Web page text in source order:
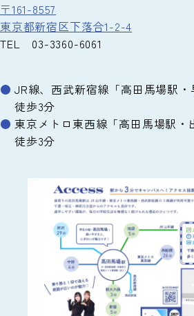
〒161-8557
東京都新宿区下落合1-2-4
TEL 03-3360-6061
JR線、西武新宿線「高田馬場駅・
徒歩3分
東京メトロ東西線「高田馬場駅・
徒歩3分